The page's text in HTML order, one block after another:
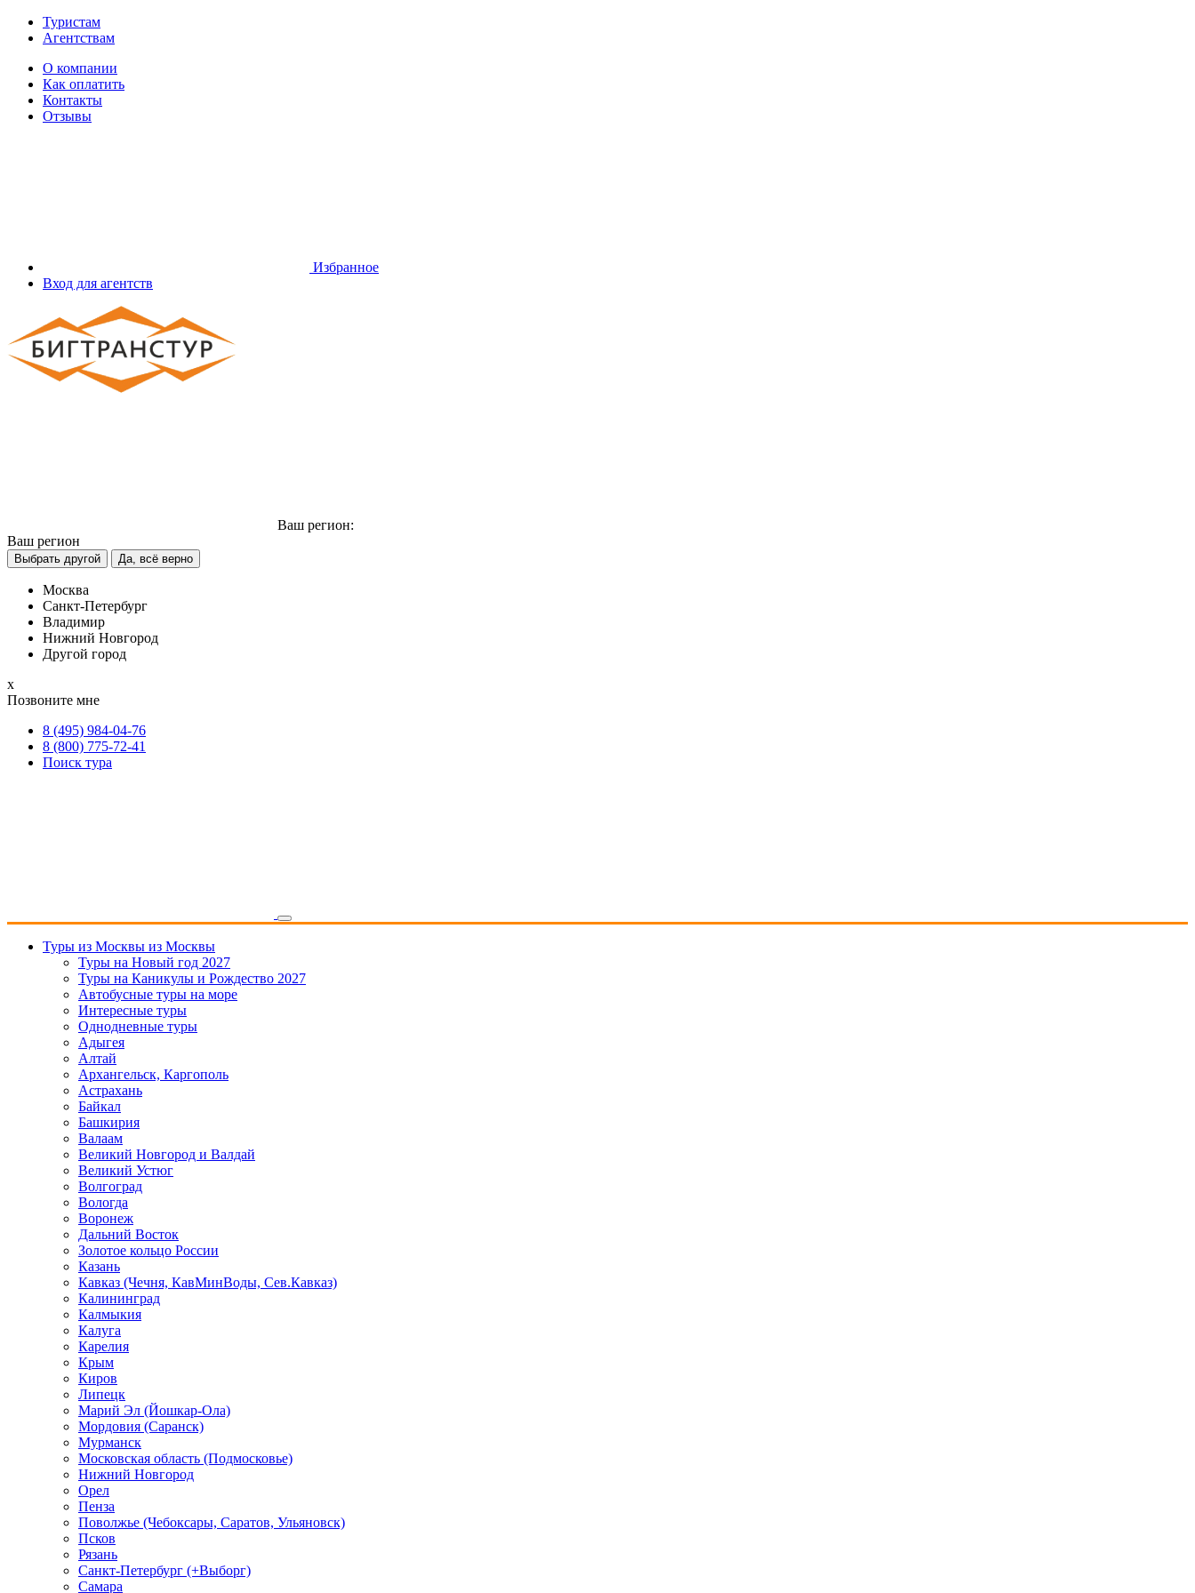
Туристам
Агентствам
О компании
Как оплатить
Контакты
Отзывы
Избранное
Вход для агентств
Ваш регион:
Ваш регион
Выбрать другой Да, всё верно
Москва
Санкт-Петербург
Владимир
Нижний Новгород
Другой город
х
Позвоните мне
8 (495) 984-04-76
8 (800) 775-72-41
Поиск тура
Туры из Москвы из Москвы
Туры на Новый год 2027
Туры на Каникулы и Рождество 2027
Автобусные туры на море
Интересные туры
Однодневные туры
Адыгея
Алтай
Архангельск, Каргополь
Астрахань
Байкал
Башкирия
Валаам
Великий Новгород и Валдай
Великий Устюг
Волгоград
Вологда
Воронеж
Дальний Восток
Золотое кольцо России
Казань
Кавказ (Чечня, КавМинВоды, Сев.Кавказ)
Калининград
Калмыкия
Калуга
Карелия
Крым
Киров
Липецк
Марий Эл (Йошкар-Ола)
Мордовия (Саранск)
Мурманск
Московская область (Подмосковье)
Нижний Новгород
Орел
Пенза
Поволжье (Чебоксары, Саратов, Ульяновск)
Псков
Рязань
Санкт-Петербург (+Выборг)
Самара